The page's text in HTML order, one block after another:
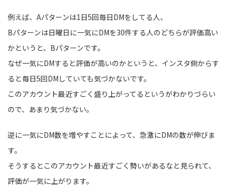
例えば、Aパターンは1日5回毎日DMをしてる人、
Bパターンは日曜日に一気にDMを30件する人のどちらが評価高い
かというと、Bパターンです。
なぜ一気にDMすると評価が高いのかというと、インスタ側からす
ると毎日5回DMしていても気づかないです。
このアカウント最近すごく盛り上がってるというがわかりづらい
ので、あまり気づかない。
逆に一気にDM数を増やすことによって、急激にDMの数が伸びま
す。
そうするとこのアカウント最近すごく勢いがあるなと見られて、
評価が一気に上がります。